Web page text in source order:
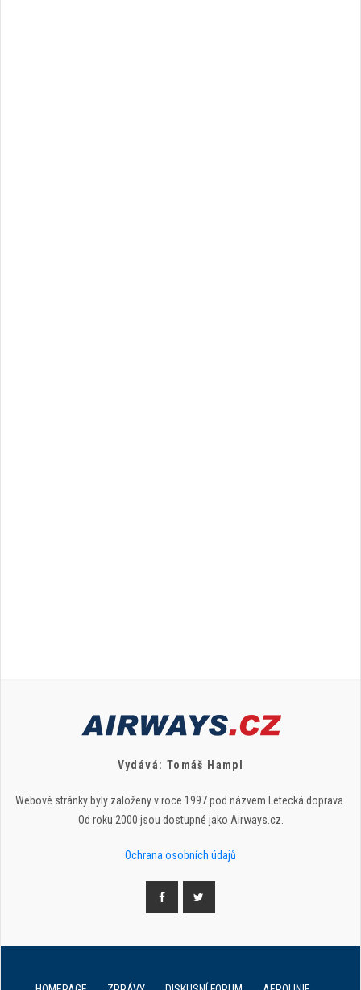
Vydává: Tomáš Hampl
Webové stránky byly založeny v roce 1997 pod názvem Letecká doprava.
Od roku 2000 jsou dostupné jako Airways.cz.
Ochrana osobních údajů